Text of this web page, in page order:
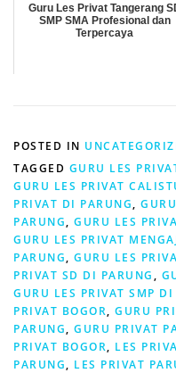
Guru Les Privat Tangerang
SMP SMA Profesional dan
Terpercaya
POSTED IN
TAGGED GURU LES
GURU LES PRIVAT
PRIVAT DI PARUNG,
PARUNG, GURU LES
GURU LES PRIVAT
PARUNG, GURU LES
PRIVAT SD DI PARUNG,
GURU LES PRIVAT SMP DI
PRIVAT BOGOR, GURU
PARUNG, GURU PRIVAT
PRIVAT BOGOR, LES
PARUNG, LES PRIVAT